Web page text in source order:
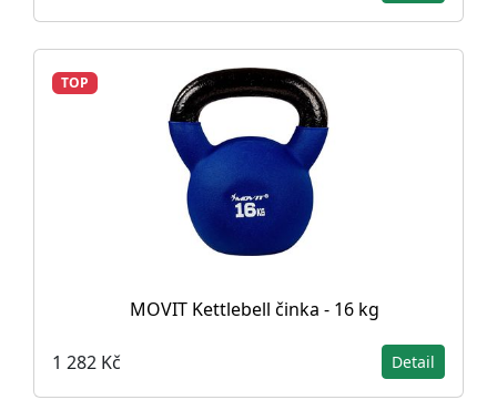
TOP
MOVIT Kettlebell činka - 16 kg
1 282 Kč Detail